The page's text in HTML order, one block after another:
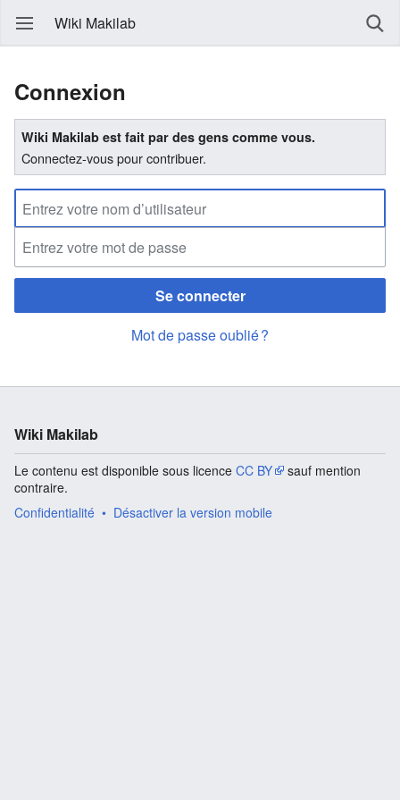
Wiki Makilab
Connexion
Wiki Makilab est fait par des gens comme vous.
Connectez-vous pour contribuer.
Se connecter
Mot de passe oublié ?
Wiki Makilab
Le contenu est disponible sous licence CC BY
sauf mention
contraire.
Confidentialité
Désactiver la version mobile